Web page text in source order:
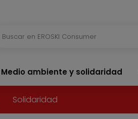
Medio ambiente y solidaridad
Solidaridad